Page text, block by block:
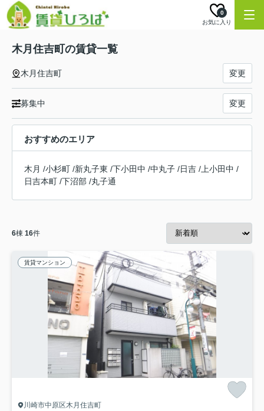
お気に入り
0
木月住吉町の賃貸一覧
木月住吉町 変更
募集中 変更
おすすめのエリア
木月 /小杉町 /新丸子東 /下小田中 /中丸子 /日吉 / 上小田中 /
日吉本町 /下沼部 /丸子通
6棟 16件
賃貸マンション
川崎市中原区木月住吉町